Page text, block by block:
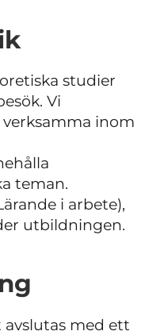
studier
Vi
inom
teman.
i arbete),
utbildningen.
med ett